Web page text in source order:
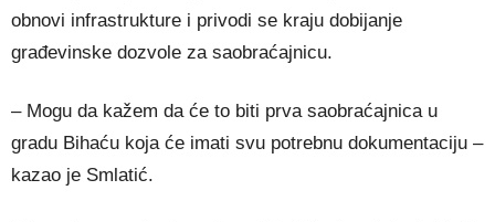
obnovi infrastrukture i privodi se kraju dobijanje
građevinske dozvole za saobraćajnicu.
– Mogu da kažem da će to biti prva saobraćajnica u
gradu Bihaću koja će imati svu potrebnu dokumentaciju –
kazao je Smlatić.